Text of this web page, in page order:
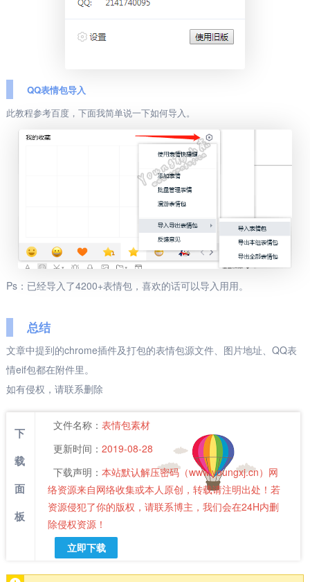
QQ表情包导入
此教程参考百度，下面我简单说一下如何导入。
Ps：已经导入了4200+表情包，喜欢的话可以导入用用。
总结
文章中提到的chrome插件及打包的表情包源文件、图片地址、QQ表
情eif包都在附件里。
如有侵权，请联系删除
下
载
面
板
文件名称：表情包素材
更新时间：2019-08-28
下载声明：本站默认解压密码（www.youngxj.cn）网
络资源来自网络收集或本人原创，转载请注明出处！若
资源侵犯了你的版权，请联系博主，我们会在24H内删
除侵权资源！
立即下载